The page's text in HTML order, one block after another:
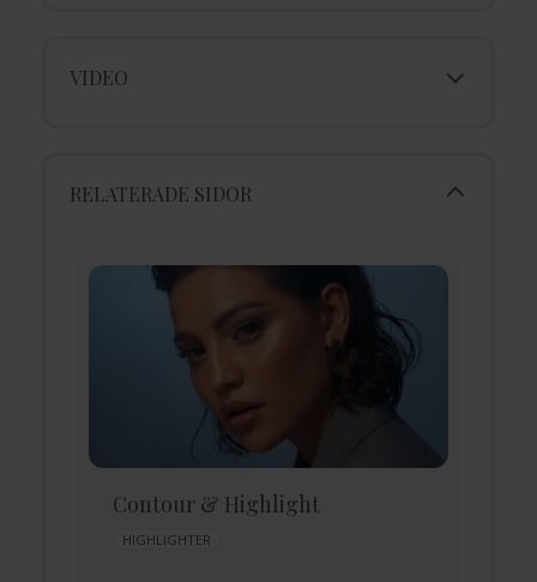
VIDEO
RELATERADE SIDOR
Contour & Highlight
HIGHLIGHTER